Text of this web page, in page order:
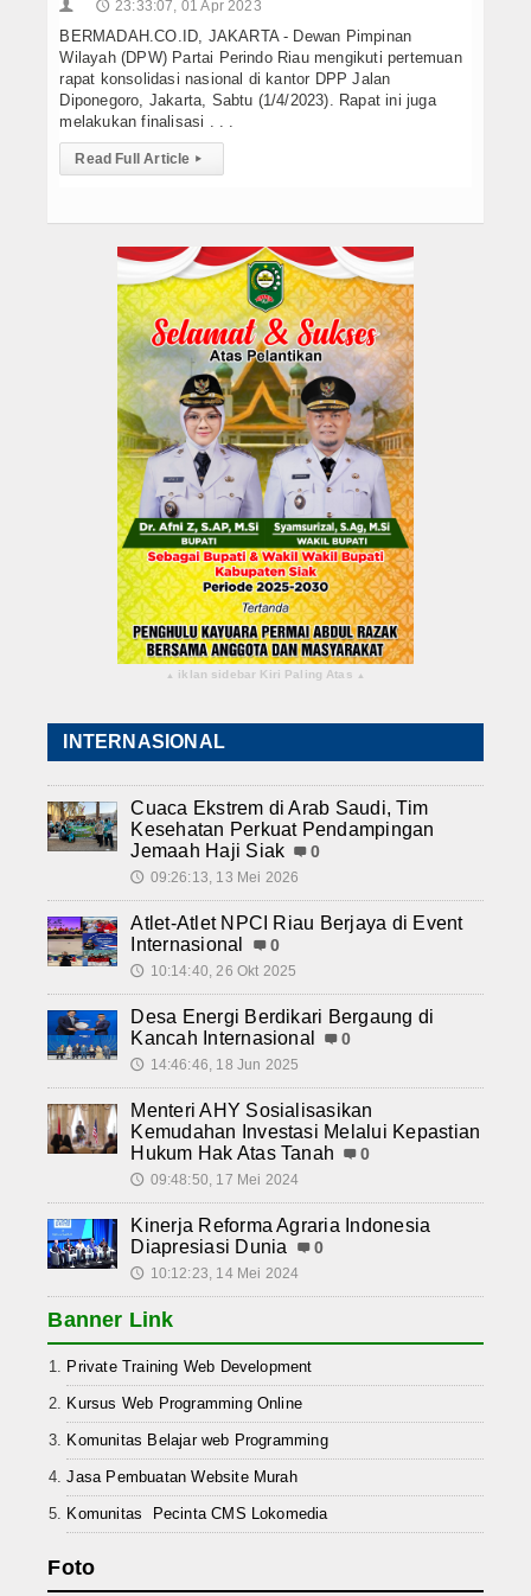
👤 🕔 23:33:07, 01 Apr 2023
BERMADAH.CO.ID, JAKARTA - Dewan Pimpinan
Wilayah (DPW) Partai Perindo Riau mengikuti pertemuan
rapat konsolidasi nasional di kantor DPP Jalan
Diponegoro, Jakarta, Sabtu (1/4/2023). Rapat ini juga
melakukan finalisasi . . .
Read Full Article ▸
▴ iklan sidebar Kiri Paling Atas ▴
INTERNASIONAL
Cuaca Ekstrem di Arab Saudi, Tim
Kesehatan Perkuat Pendampingan
Jemaah Haji Siak
0
🕔 09:26:13, 13 Mei 2026
Atlet-Atlet NPCI Riau Berjaya di Event
Internasional
0
🕔 10:14:40, 26 Okt 2025
Desa Energi Berdikari Bergaung di
Kancah Internasional
0
🕔 14:46:46, 18 Jun 2025
Menteri AHY Sosialisasikan
Kemudahan Investasi Melalui Kepastian
Hukum Hak Atas Tanah
0
🕔 09:48:50, 17 Mei 2024
Kinerja Reforma Agraria Indonesia
Diapresiasi Dunia
0
🕔 10:12:23, 14 Mei 2024
Banner Link
Private Training Web Development
Kursus Web Programming Online
Komunitas Belajar web Programming
Jasa Pembuatan Website Murah
Komunitas Pecinta CMS Lokomedia
Foto